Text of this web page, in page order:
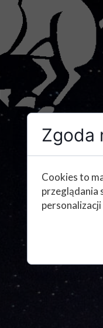
Zgoda
Cookies to
przeglądania